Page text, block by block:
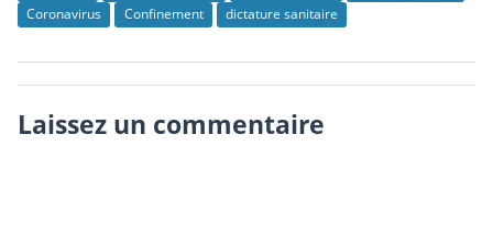
Coronavirus
Confinement dictature sanitaire
Laissez un commentaire